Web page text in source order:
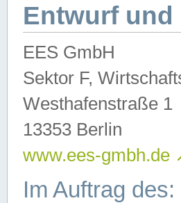
Entwurf
EES GmbH
Sektor F,
Westhafenstraße 1
13353 Berlin
www.ees-gmbh.de
Im Auftrag des: